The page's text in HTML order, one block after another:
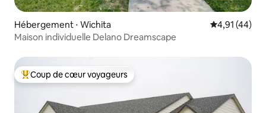
Hébergement ⋅ Wichita Évaluation
4,91 (44)
Maison individuelle Delano Dreamscape
Coups de cœur voyageurs les plus appréciés
Coup de cœur voyageurs